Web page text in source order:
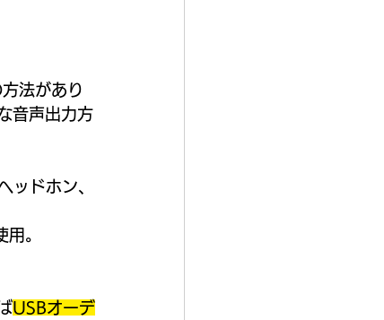
法があり
音声出力方
ッドホン、
。
USBオーデ